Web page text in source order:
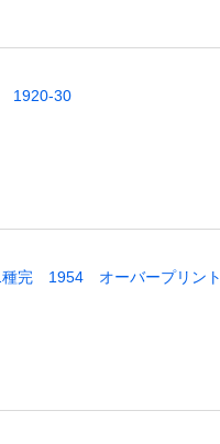
1920-30
完 1954 オーバープリント